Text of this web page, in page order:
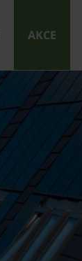
AKCE